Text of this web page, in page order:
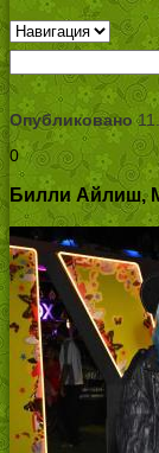
Опубликовано
0
Билли Айлиш,